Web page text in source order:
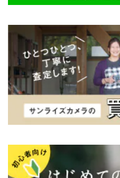
K&F（ケーアンドエフ）
その他